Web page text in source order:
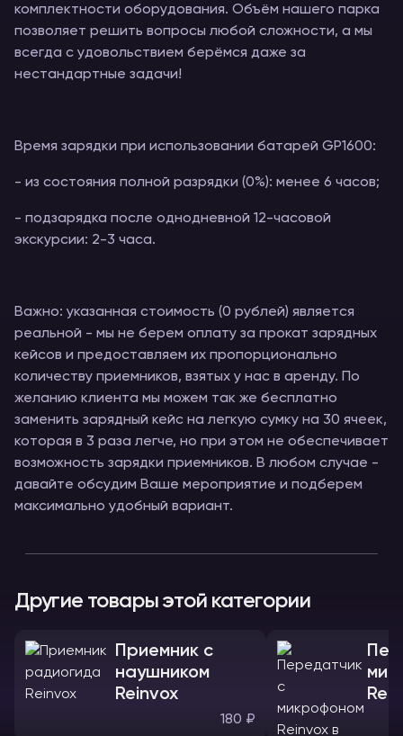
комплектности оборудования. Объём нашего парка
позволяет решить вопросы любой сложности, а мы
всегда с удовольствием берёмся даже за
нестандартные задачи!
Время зарядки при использовании батарей GP1600:
- из состояния полной разрядки (0%): менее 6 часов;
- подзарядка после однодневной 12-часовой
экскурсии: 2-3 часа.
Важно: указанная стоимость (0 рублей) является
реальной - мы не берем оплату за прокат зарядных
кейсов и предоставляем их пропорционально
количеству приемников, взятых у нас в аренду. По
желанию клиента мы можем так же бесплатно
заменить зарядный кейс на легкую сумку на 30 ячеек,
которая в 3 раза легче, но при этом не обеспечивает
возможность зарядки приемников. В любом случае -
давайте обсудим Ваше мероприятие и подберем
максимально удобный вариант.
Другие товары этой категории
Приемник с
наушником
Reinvox
180 ₽